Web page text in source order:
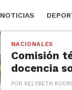
NOTICIAS
NACIONALES
Comisión
docencia
POR KELYBETH